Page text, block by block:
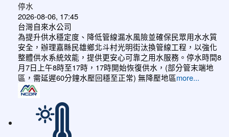
停水
2026-08-06, 17:45
台灣自來水公司
為提升供水穩定度、降低管線漏水風險並確保民眾用水水質
安全，辦理嘉縣民雄鄉北斗村光明街汰換管線工程，以強化
整體供水系統效能，提供更安心可靠之用水服務。停水時間8
月7日上午8時至17時，17時開始恢復供水，(部分管末端地
區，需延遲60分鐘水壓回穩至正常) 無降壓地區more...